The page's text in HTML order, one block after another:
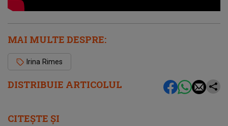
DISTRIBUIE ARTICOLUL
MAI MULTE DESPRE:
Irina Rimes
CITEȘTE ȘI